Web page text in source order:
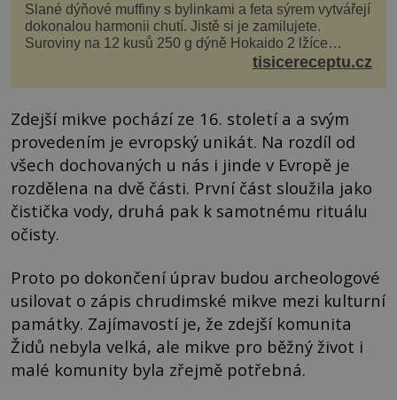
Slané dýňové muffiny s bylinkami a feta sýrem vytvářejí
dokonalou harmonii chutí. Jistě si je zamilujete.
Suroviny na 12 kusů 250 g dýně Hokaido 2 lžíce
olivového oleje sůl, pepř hrst nasekaných špen...
tisicereceptu.cz
Zdejší mikve pochází ze 16. století a a svým
provedením je evropský unikát. Na rozdíl od
všech dochovaných u nás i jinde v Evropě je
rozdělena na dvě části. První část sloužila jako
čistička vody, druhá pak k samotnému rituálu
očisty.
Proto po dokončení úprav budou archeologové
usilovat o zápis chrudimské mikve mezi kulturní
památky. Zajímavostí je, že zdejší komunita
Židů nebyla velká, ale mikve pro běžný život i
malé komunity byla zřejmě potřebná.